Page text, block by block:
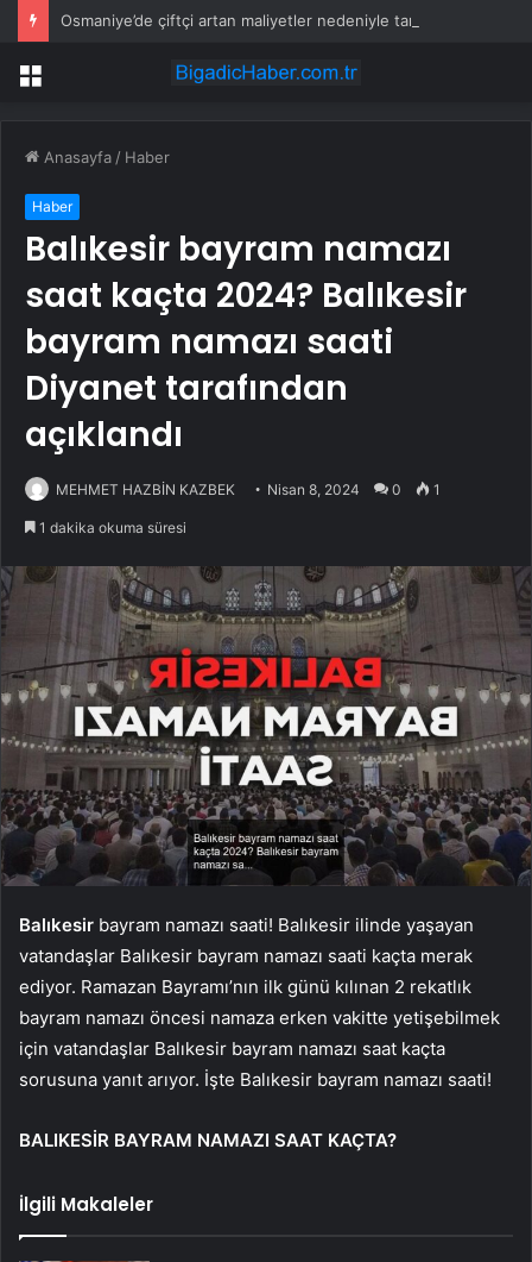
Menü
Anasayfa / Haber
Haber
Balıkesir bayram namazı
saat kaçta 2024? Balıkesir
bayram namazı saati
Diyanet tarafından
açıklandı
MEHMET HAZBİN KAZBEK Nisan 8, 2024 0 1
1 dakika okuma süresi
Balıkesir bayram namazı saati! Balıkesir ilinde yaşayan
vatandaşlar Balıkesir bayram namazı saati kaçta merak
ediyor. Ramazan Bayramı’nın ilk günü kılınan 2 rekatlık
bayram namazı öncesi namaza erken vakitte yetişebilmek
için vatandaşlar Balıkesir bayram namazı saat kaçta
sorusuna yanıt arıyor. İşte Balıkesir bayram namazı saati!
BALIKESİR BAYRAM NAMAZI SAAT KAÇTA?
İlgili Makaleler